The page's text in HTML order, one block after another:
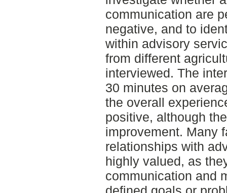
communication are
negative, and to
within advisory
from different
interviewed. The
30 minutes on
the overall
positive, although
improvement. Many
relationships with
highly valued, as
communication and